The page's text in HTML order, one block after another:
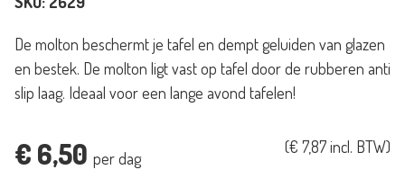
De molton beschermt je tafel en dempt geluiden van glazen
en bestek. De molton ligt vast op tafel door de rubberen anti
slip laag. Ideaal voor een lange avond tafelen!
€ 6,50 per dag
(€ 7,87incl. BTW)